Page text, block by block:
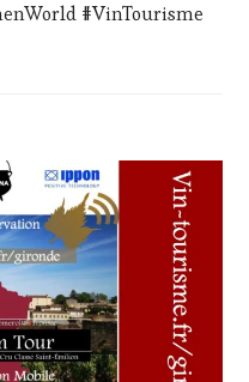
#VinTourisme
Isabelle Forêt